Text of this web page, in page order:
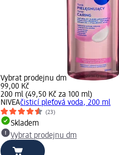
Vybrat prodejnu dm
99,00 Kč
200 ml (49,50 Kč za 100 ml)
NIVEAčisticí pleťová voda, 200 ml
(23)
Skladem
Vybrat prodejnu dm